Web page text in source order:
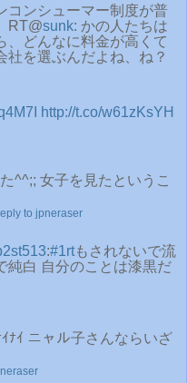
コンシューマー制度が普
RT@sunk: かの人たちは
、どんなに料金が高くて
社を選ぶんだよね、ね？
http://t.co/w61zKsYH
^^;; 女子を見たというこ
to jpneraser
:#1rtもされないで流
純白 自分のことは漆黒だ
ﾅｲ ニャル子さんならいざ